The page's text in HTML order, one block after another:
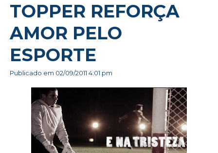
TOPPER REFORÇA
AMOR PELO
ESPORTE
Publicado em 02/09/2011 4:01 pm